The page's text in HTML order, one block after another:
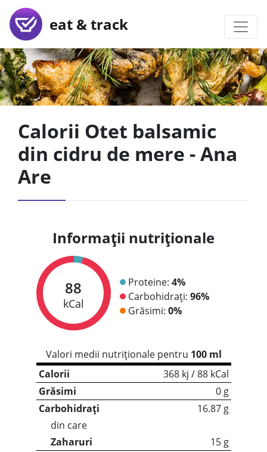
eat & track
Calorii Otet balsamic
din cidru de mere - Ana
Are
Informații nutriționale
88
kCal
Proteine: 4%
Carbohidrați: 96%
Grăsimi: 0%
Valori medii nutriționale pentru 100 ml
Calorii
368 kj / 88 kCal
Grăsimi
0 g
Carbohidrați
16.87 g
din care
Zaharuri
15 g